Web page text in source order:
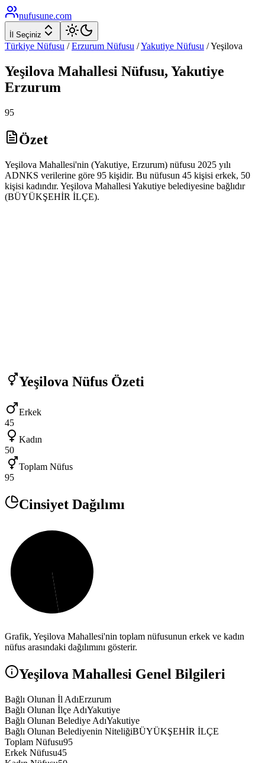
nufusune.com
İl Seçiniz
Türkiye Nüfusu / Erzurum Nüfusu /Yakutiye Nüfusu /Yeşilova
Yeşilova Mahallesi Nüfusu, Yakutiye
Erzurum
95
Özet
Yeşilova Mahallesi'nin (Yakutiye, Erzurum) nüfusu 2025 yılı
ADNKS verilerine göre 95 kişidir. Bu nüfusun 45 kişisi erkek, 50
kişisi kadındır. Yeşilova Mahallesi Yakutiye belediyesine bağlıdır
(BÜYÜKŞEHİR İLÇE).
Yeşilova Nüfus Özeti
Erkek
45
Kadın
50
Toplam Nüfus
95
Cinsiyet Dağılımı
Grafik, Yeşilova Mahallesi'nin toplam nüfusunun erkek ve kadın
nüfus arasındaki dağılımını gösterir.
Yeşilova Mahallesi Genel Bilgileri
Bağlı Olunan İl AdıErzurum
Bağlı Olunan İlçe AdıYakutiye
Bağlı Olunan Belediye AdıYakutiye
Bağlı Olunan Belediyenin NiteliğiBÜYÜKŞEHİR İLÇE
Toplam Nüfusu95
Erkek Nüfusu45